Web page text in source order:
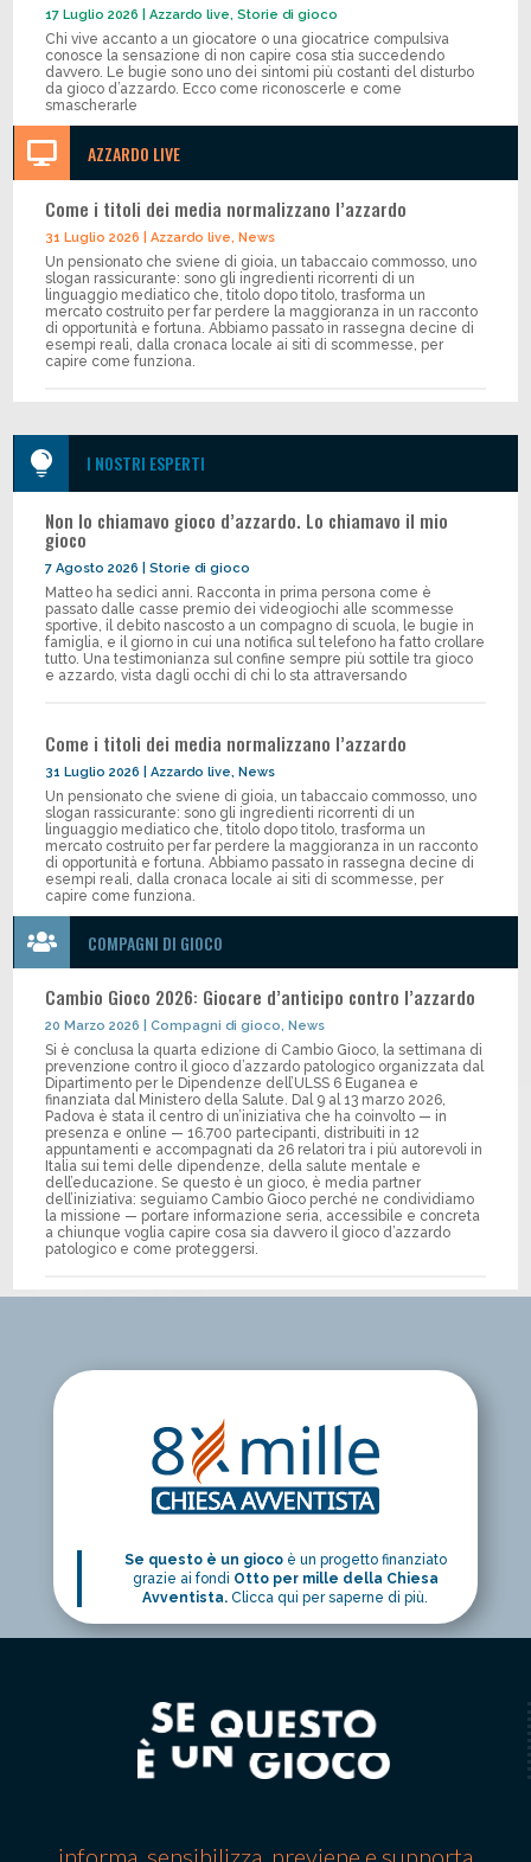
17 Luglio 2026 |Azzardo live,Storie di gioco
Chi vive accanto a un giocatore o una giocatrice compulsiva
conosce la sensazione di non capire cosa stia succedendo
davvero. Le bugie sono uno dei sintomi più costanti del disturbo
da gioco d’azzardo. Ecco come riconoscerle e come
smascherarle
 AZZARDO LIVE
Come i titoli dei media normalizzano l’azzardo
31 Luglio 2026 |Azzardo live,News
Un pensionato che sviene di gioia, un tabaccaio commosso, uno
slogan rassicurante: sono gli ingredienti ricorrenti di un
linguaggio mediatico che, titolo dopo titolo, trasforma un
mercato costruito per far perdere la maggioranza in un racconto
di opportunità e fortuna. Abbiamo passato in rassegna decine di
esempi reali, dalla cronaca locale ai siti di scommesse, per
capire come funziona.
 I NOSTRI ESPERTI
Non lo chiamavo gioco d’azzardo. Lo chiamavo il mio
gioco
7 Agosto 2026 |Storie di gioco
Matteo ha sedici anni. Racconta in prima persona come è
passato dalle casse premio dei videogiochi alle scommesse
sportive, il debito nascosto a un compagno di scuola, le bugie in
famiglia, e il giorno in cui una notifica sul telefono ha fatto crollare
tutto. Una testimonianza sul confine sempre più sottile tra gioco
e azzardo, vista dagli occhi di chi lo sta attraversando
Come i titoli dei media normalizzano l’azzardo
31 Luglio 2026 |Azzardo live,News
Un pensionato che sviene di gioia, un tabaccaio commosso, uno
slogan rassicurante: sono gli ingredienti ricorrenti di un
linguaggio mediatico che, titolo dopo titolo, trasforma un
mercato costruito per far perdere la maggioranza in un racconto
di opportunità e fortuna. Abbiamo passato in rassegna decine di
esempi reali, dalla cronaca locale ai siti di scommesse, per
capire come funziona.
 COMPAGNI DI GIOCO
Cambio Gioco 2026: Giocare d’anticipo contro l’azzardo
20 Marzo 2026 |Compagni di gioco,News
Si è conclusa la quarta edizione di Cambio Gioco, la settimana di
prevenzione contro il gioco d’azzardo patologico organizzata dal
Dipartimento per le Dipendenze dell’ULSS 6 Euganea e
finanziata dal Ministero della Salute. Dal 9 al 13 marzo 2026,
Padova è stata il centro di un’iniziativa che ha coinvolto — in
presenza e online — 16.700 partecipanti, distribuiti in 12
appuntamenti e accompagnati da 26 relatori tra i più autorevoli in
Italia sui temi delle dipendenze, della salute mentale e
dell’educazione. Se questo è un gioco, è media partner
dell’iniziativa: seguiamo Cambio Gioco perché ne condividiamo
la missione — portare informazione seria, accessibile e concreta
a chiunque voglia capire cosa sia davvero il gioco d’azzardo
patologico e come proteggersi.
Se questo è un giocoè un progetto finanziato
grazie ai fondi Otto per mille della Chiesa
Avventista.Clicca qui per saperne di più.
informa, sensibilizza, previene e supporta